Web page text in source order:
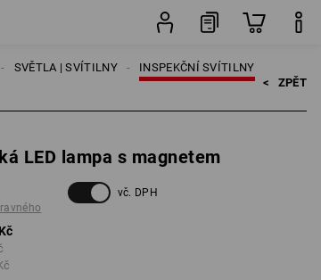
INSPEKČNÍ SVÍTILNY
SVĚTLA | SVÍTILNY
< ZPĚT
LED lampa s magnetem
vč. DPH